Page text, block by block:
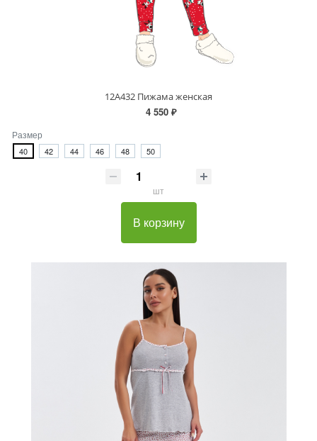
12А432 Пижама женская
4 550 ₽
Размер
40 42 44 46 48 50
шт
В корзину